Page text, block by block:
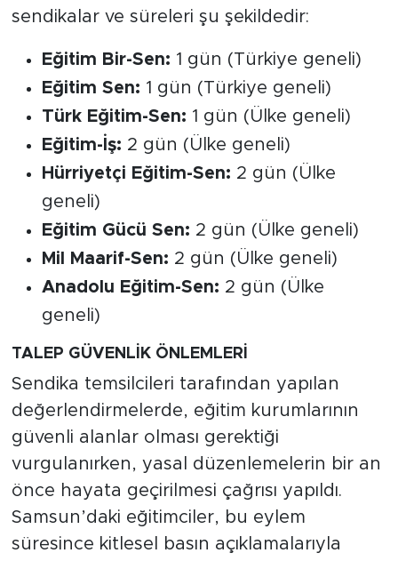
sendikalar ve süreleri şu şekildedir:
Eğitim Bir-Sen: 1 gün (Türkiye geneli)
Eğitim Sen: 1 gün (Türkiye geneli)
Türk Eğitim-Sen: 1 gün (Ülke geneli)
Eğitim-İş: 2 gün (Ülke geneli)
Hürriyetçi Eğitim-Sen: 2 gün (Ülke
geneli)
Eğitim Gücü Sen: 2 gün (Ülke geneli)
Mil Maarif-Sen: 2 gün (Ülke geneli)
Anadolu Eğitim-Sen: 2 gün (Ülke
geneli)
TALEP GÜVENLİK ÖNLEMLERİ
Sendika temsilcileri tarafından yapılan
değerlendirmelerde, eğitim kurumlarının
güvenli alanlar olması gerektiği
vurgulanırken, yasal düzenlemelerin bir an
önce hayata geçirilmesi çağrısı yapıldı.
Samsun’daki eğitimciler, bu eylem
süresince kitlesel basın açıklamalarıyla